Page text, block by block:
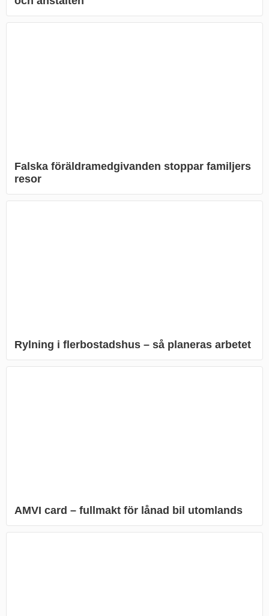
Falska föräldramedgivanden stoppar familjers
resor
Rylning i flerbostadshus – så planeras arbetet
AMVI card – fullmakt för lånad bil utomlands